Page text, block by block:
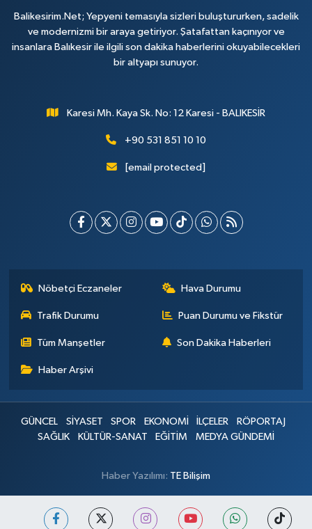
Balikesirim.Net; Yepyeni temasıyla sizleri buluştururken, sadelik
ve modernizmi bir araya getiriyor. Şatafattan kaçınıyor ve
insanlara Balıkesir ile ilgili son dakika haberlerini okuyabilecekleri
bir altyapı sunuyor.
Karesi Mh. Kaya Sk. No: 12 Karesi - BALIKESİR
+90 531 851 10 10
[email protected]
Nöbetçi Eczaneler Hava Durumu
Trafik Durumu Puan Durumu ve Fikstür
Tüm Manşetler Son Dakika Haberleri
Haber Arşivi
GÜNCEL SİYASET SPOR EKONOMİ İLÇELER
RÖPORTAJ
SAĞLIK
KÜLTÜR-SANAT EĞİTİM MEDYA GÜNDEMİ
Haber Yazılımı: TE Bilişim